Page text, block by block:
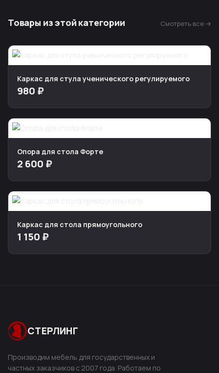
Товары из этой категории Смотреть все →
Каркас для стула ученического регулируемого
980 ₽
Опора для стола Форте
2 600 ₽
Каркас для стола прямоугольного
1 150 ₽
СТЕРЛИНГ
Производим мебель для государственных и
частных заказчиков с 2007 года. Работаем по